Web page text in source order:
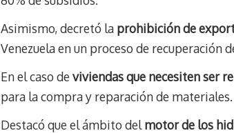
Asimismo, decretó la prohibición de
Venezuela en un proceso de recuperación
En el caso deviviendas que necesiten ser
para la compra y reparación de materiales.
Destacó que el ámbito delmotor de los